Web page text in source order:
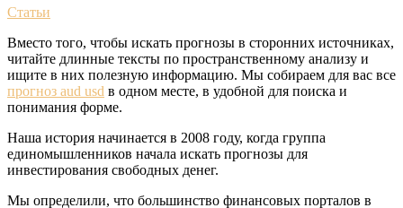
Статьи
Вместо того, чтобы искать прогнозы в сторонних источниках,
читайте длинные тексты по пространственному анализу и
ищите в них полезную информацию. Мы собираем для вас все
прогноз aud usd в одном месте, в удобной для поиска и
понимания форме.
Наша история начинается в 2008 году, когда группа
единомышленников начала искать прогнозы для
инвестирования свободных денег.
Мы определили, что большинство финансовых порталов в